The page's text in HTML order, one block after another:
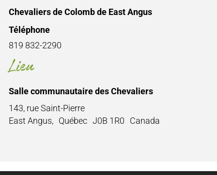
Lieu
Salle communautaire des Chevaliers
143, rue Saint-Pierre
East Angus, Québec J0B 1R0 Canada
Chevaliers de Colomb de East Angus
Téléphone
819 832-2290